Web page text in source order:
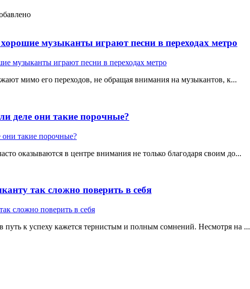
музыканты играют песни в переходах метро
мимо его переходов, не обращая внимания на музыкантов, к...
деле они такие порочные?
оказываются в центре внимания не только благодаря своим до...
так сложно поверить в себя
к успеху кажется тернистым и полным сомнений. Несмотря на ...